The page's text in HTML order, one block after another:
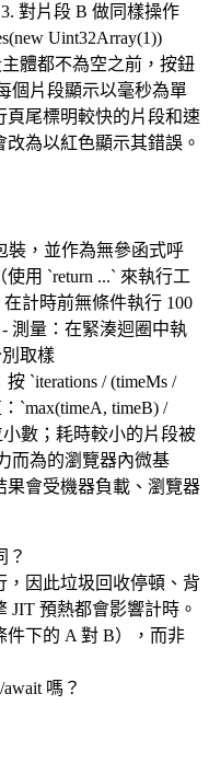
對片段 B 做同樣操作
Uint32Array(1))
體都不為空之前，按鈕
個片段顯示以毫秒為單
頁尾標明較快的片段和速
為以紅色顯示其錯誤。
裝，並作為無參函式呼
用 `return ...` 來執行工
計時前無條件執行 100
測量：在緊湊迴圈中執
取樣
`iterations / (timeMs /
`max(timeA, timeB) /
數；耗時較小的片段被
而為的瀏覽器內微基
果會受機器負載、瀏覽器
？
因此垃圾回收停頓、背
JIT 預熱都會影響計時。
件下的 A 對 B），而非
嗎？